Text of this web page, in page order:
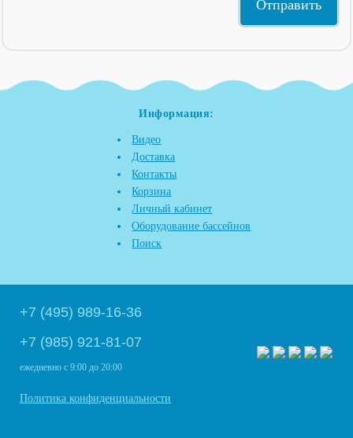
Информация:
Видео
Доставка
Контакты
Корзина
Личный кабинет
Оборудование бассейнов
Поиск
+7 (495) 989-16-36
+7 (985) 921-81-07
ежедневно с 9:00 до 20:00
Политика конфиденциальности